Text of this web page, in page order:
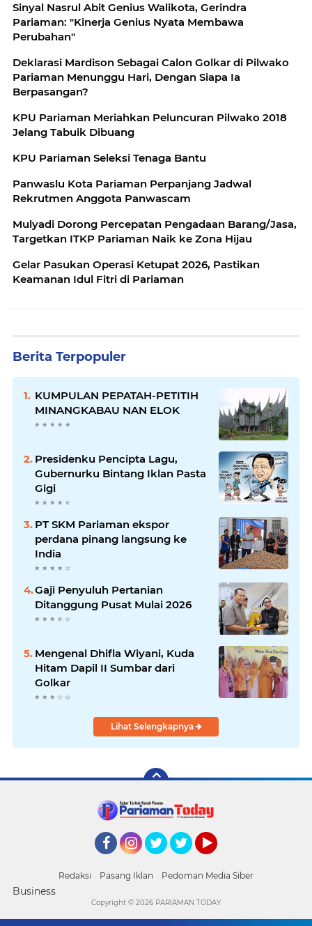
Sinyal Nasrul Abit Genius Walikota, Gerindra
Pariaman: "Kinerja Genius Nyata Membawa
Perubahan"
Deklarasi Mardison Sebagai Calon Golkar di Pilwako
Pariaman Menunggu Hari, Dengan Siapa Ia
Berpasangan?
KPU Pariaman Meriahkan Peluncuran Pilwako 2018
Jelang Tabuik Dibuang
KPU Pariaman Seleksi Tenaga Bantu
Panwaslu Kota Pariaman Perpanjang Jadwal
Rekrutmen Anggota Panwascam
Mulyadi Dorong Percepatan Pengadaan Barang/Jasa,
Targetkan ITKP Pariaman Naik ke Zona Hijau
Gelar Pasukan Operasi Ketupat 2026, Pastikan
Keamanan Idul Fitri di Pariaman
Berita Terpopuler
KUMPULAN PEPATAH-PETITIH
MINANGKABAU NAN ELOK
Presidenku Pencipta Lagu,
Gubernurku Bintang Iklan Pasta
Gigi
PT SKM Pariaman ekspor
perdana pinang langsung ke
India
Gaji Penyuluh Pertanian
Ditanggung Pusat Mulai 2026
Mengenal Dhifla Wiyani, Kuda
Hitam Dapil II Sumbar dari
Golkar
Lihat Selengkapnya
Redaksi Pasang Iklan Pedoman Media Siber
Business
Copyright © 2026 PARIAMAN TODAY